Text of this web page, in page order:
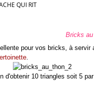
QUI RIT
Bricks
pour vos bricks, à servir
.
d'obtenir 10 triangles soit 5